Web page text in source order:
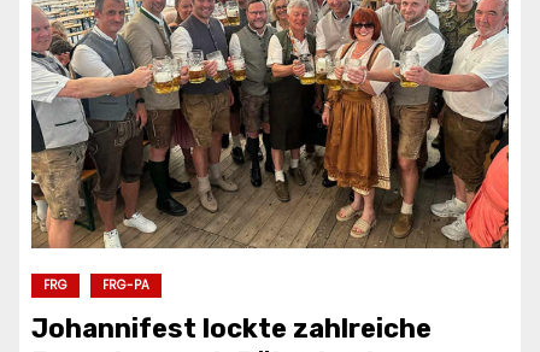
FRG FRG-PA
Johannifest lockte zahlreiche